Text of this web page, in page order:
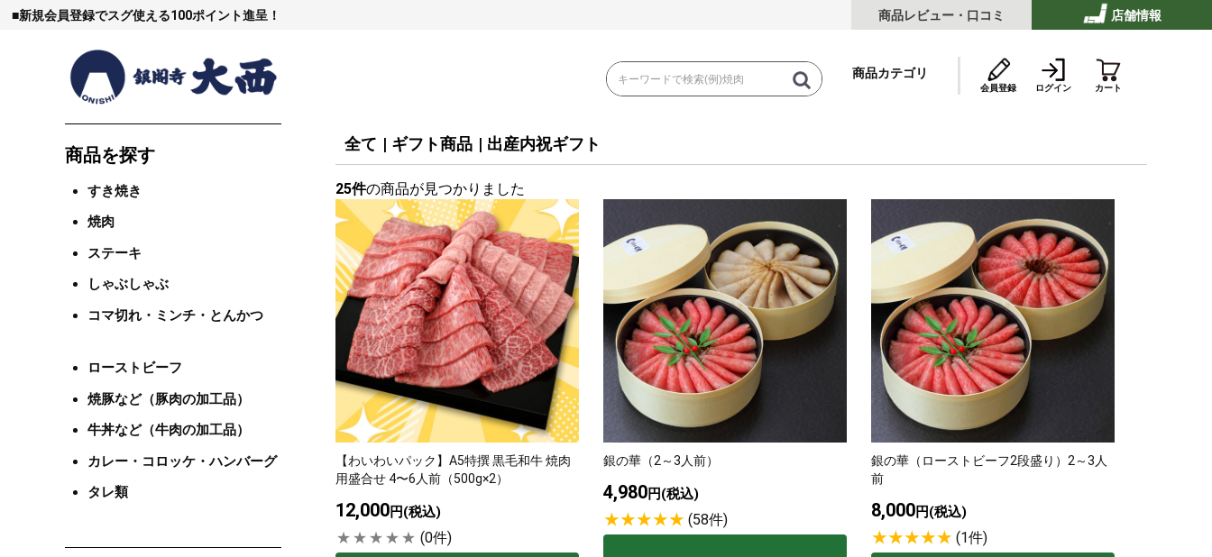
■新規会員登録でスグ使える100ポイント進呈！ 店舗情報
商品レビュー・口コミ
商品カテゴリ
すき焼き 焼 肉 ステーキ
しゃぶしゃぶ コマ切れ・ミンチ・とんかつ ローストビーフ
焼豚など（豚肉の加工品） 牛丼など（牛肉の加工品） カレー・コロッケ・ハンバーグ
タレ類
サステナブル・和牛（熟）
会員登録 ログイン カート
全て | ギフト商品 | 出産内祝ギフト
25件の商品が見つかりました
【わいわいパック】A5特撰 黒毛和牛 焼肉
用盛合せ 4〜6人前（500g×2）
12,000円(税込)
(0件)
銀の華（2～3人前）
4,980円(税込)
(58件)
銀の華（ローストビーフ2段盛り）2～3人
前
8,000円(税込)
(1件)
商品を探す
すき焼き
焼肉
ステーキ
しゃぶしゃぶ
コマ切れ・ミンチ・とんかつ
ローストビーフ
焼豚など（豚肉の加工品）
牛丼など（牛肉の加工品）
カレー・コロッケ・ハンバーグ
タレ類